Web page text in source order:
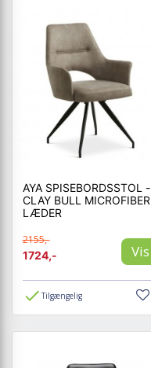
AYA SPISEBORDSSTOL -
CLAY BULL MICROFIBER
LÆDER
2155,-
1724,-
Vis
Tilgængelig